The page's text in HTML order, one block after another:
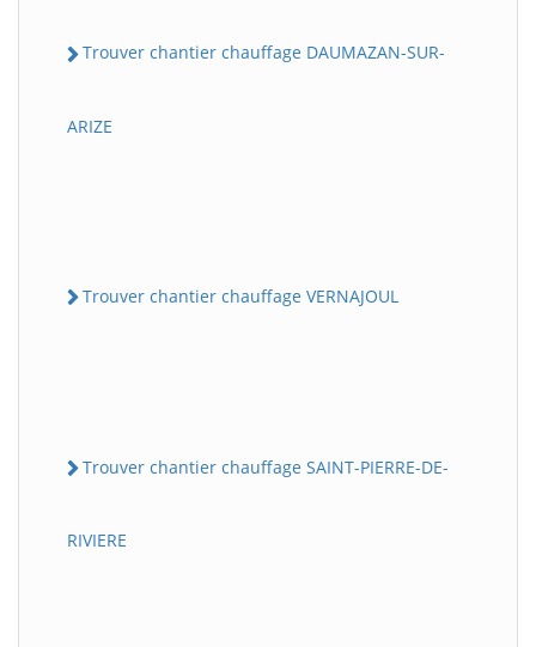
Trouver chantier chauffage DAUMAZAN-SUR-
ARIZE
Trouver chantier chauffage VERNAJOUL
Trouver chantier chauffage SAINT-PIERRE-DE-
RIVIERE